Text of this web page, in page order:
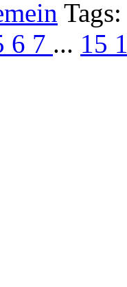
6 7 ... 15